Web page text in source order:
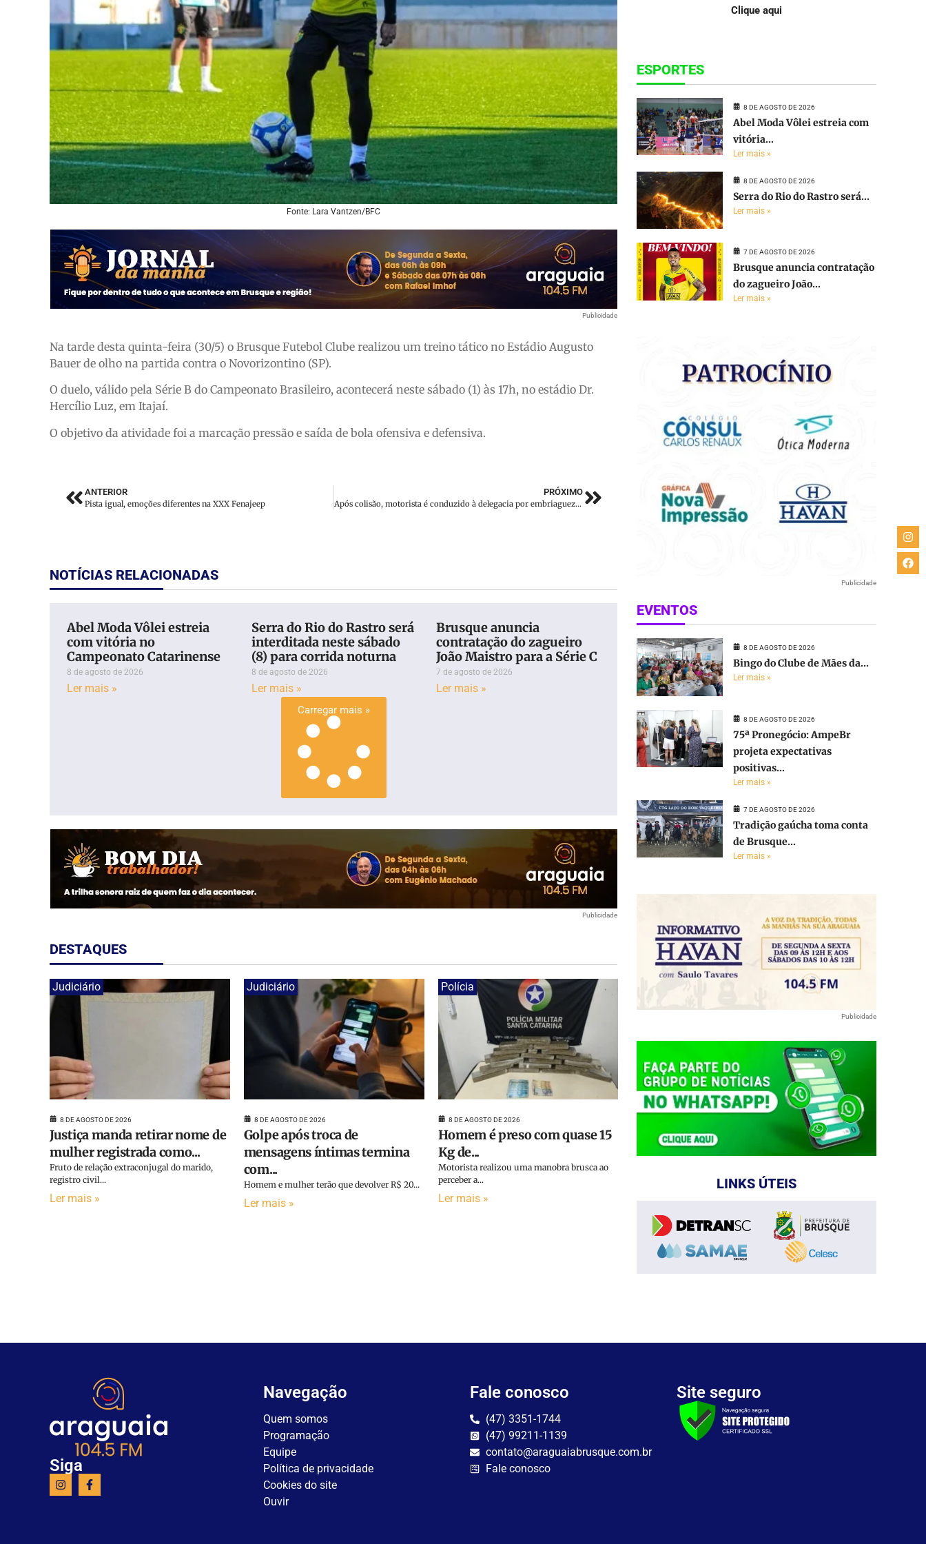
Fonte: Lara Vantzen/BFC
Publicidade
Na tarde desta quinta-feira (30/5) o Brusque Futebol Clube realizou um treino tático no Estádio Augusto
Bauer de olho na partida contra o Novorizontino (SP).
O duelo, válido pela Série B do Campeonato Brasileiro, acontecerá neste sábado (1) às 17h, no estádio Dr.
Hercílio Luz, em Itajaí.
O objetivo da atividade foi a marcação pressão e saída de bola ofensiva e defensiva.
ANTERIOR
Pista igual, emoções diferentes na XXX Fenajeep
PRÓXIMO
Após colisão, motorista é conduzido à delegacia por embriaguez ao volante
NOTÍCIAS RELACIONADAS
Abel Moda Vôlei estreia
com vitória no
Campeonato Catarinense
8 de agosto de 2026
Ler mais »
Serra do Rio do Rastro será
interditada neste sábado
(8) para corrida noturna
8 de agosto de 2026
Ler mais »
Brusque anuncia
contratação do zagueiro
João Maistro para a Série C
7 de agosto de 2026
Ler mais »
Carregar mais »
Publicidade
DESTAQUES
Judiciário
8 DE AGOSTO DE 2026
Justiça manda retirar nome de
mulher registrada como...
Fruto de relação extraconjugal do marido,
registro civil...
Ler mais »
Judiciário
8 DE AGOSTO DE 2026
Golpe após troca de
mensagens íntimas termina
com...
Homem e mulher terão que devolver R$ 20...
Ler mais »
Polícia
8 DE AGOSTO DE 2026
Homem é preso com quase 15
Kg de...
Motorista realizou uma manobra brusca ao
perceber a...
Ler mais »
Clique aqui
ESPORTES
8 DE AGOSTO DE 2026
Abel Moda Vôlei estreia com
vitória...
Ler mais »
8 DE AGOSTO DE 2026
Serra do Rio do Rastro será...
Ler mais »
7 DE AGOSTO DE 2026
Brusque anuncia contratação
do zagueiro João...
Ler mais »
Publicidade
EVENTOS
8 DE AGOSTO DE 2026
Bingo do Clube de Mães da...
Ler mais »
8 DE AGOSTO DE 2026
75ª Pronegócio: AmpeBr
projeta expectativas
positivas...
Ler mais »
7 DE AGOSTO DE 2026
Tradição gaúcha toma conta
de Brusque...
Ler mais »
Publicidade
LINKS ÚTEIS
Siga
Navegação
Quem somos
Programação
Equipe
Política de privacidade
Cookies do site
Ouvir
Fale conosco
(47) 3351-1744
(47) 99211-1139
contato@araguaiabrusque.com.br
Fale conosco
Site seguro